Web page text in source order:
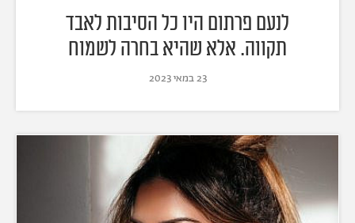
לנעם פרתום היו כל הסיבות לאבד
תקווה. אלא שהיא בחרה לשמוח
23 במאי 2023